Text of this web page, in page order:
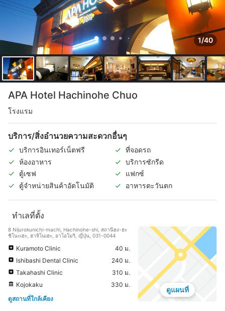
1/40
APA Hotel Hachinohe Chuo
โรงแรม
บริการ/สิ่งอำนวยความสะดวกอื่นๆ
บริการอินเทอร์เน็ตฟรี
ที่จอดรถ
ห้องอาหาร
บริการซักรีด
ตู้เซฟ
แฟกซ์
ตู้จำหน่ายสินค้าอัตโนมัติ
อาหารตะวันตก
ทำเลที่ตั้ง
8 Nijurokunichi-machi, Hachinohe-shi, สถานีฮง-ฮะ
ชิโนะเฮะ, ฮาจิโนเฮะ, อาโอโมริ, ญี่ปุ่น, 031-0044
Kuramoto Clinic
40 ม.
Ishibashi Dental Clinic
240 ม.
Takahashi Clinic
310 ม.
Kojokaku
330 ม.
ดูสถานที่ใกล้เคียง
ดูแผนที่